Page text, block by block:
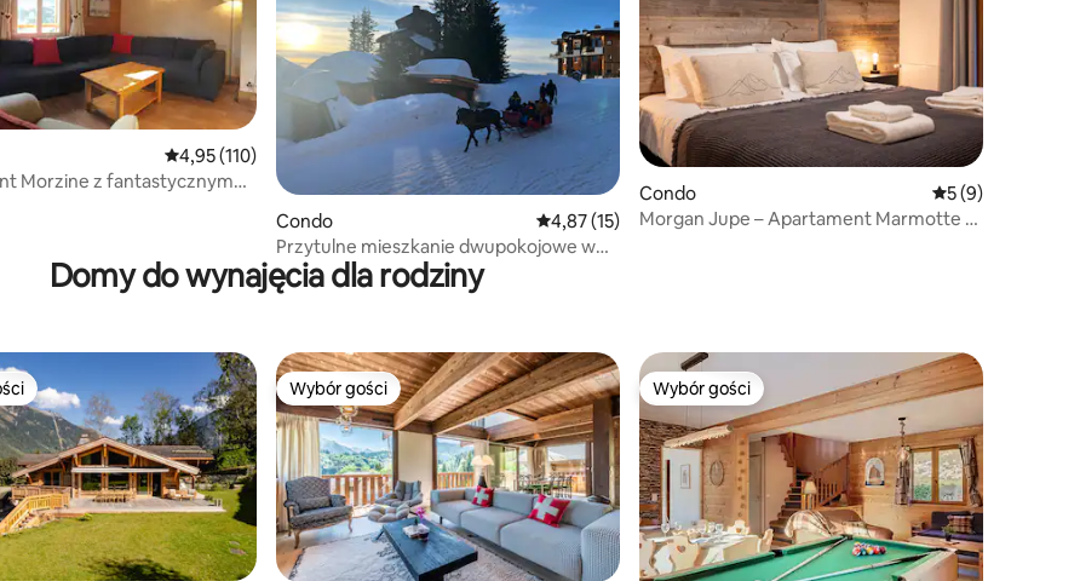
liczba recenzji: 53
Średnia ocena: 4,95 na 5, liczba recenzji: 110
4,95 (110)
Morzine z fantastycznym
Condo Średnia ocena: 4,87 na 5, liczba recenzji: 15
4,87 (15)
Przytulne mieszkanie dwupokojowe w
spokojnej okolicy Araucarya
Condo Średnia ocena: 5
5 (9)
Morgan Jupe – Apartament Marmotte –
Domy do wynajęcia dla rodziny
Wybór gości
Wybór gości Wybór gości
Wybór gości